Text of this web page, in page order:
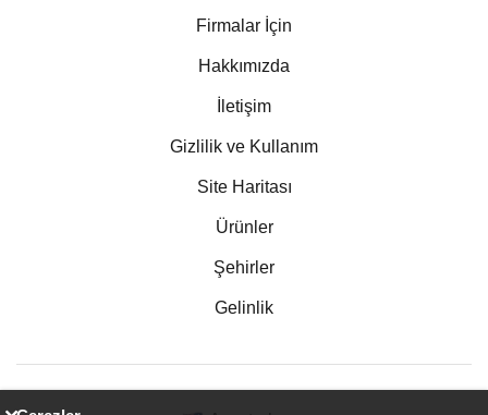
Firmalar İçin
Hakkımızda
İletişim
Gizlilik ve Kullanım
Site Haritası
Ürünler
Şehirler
Gelinlik